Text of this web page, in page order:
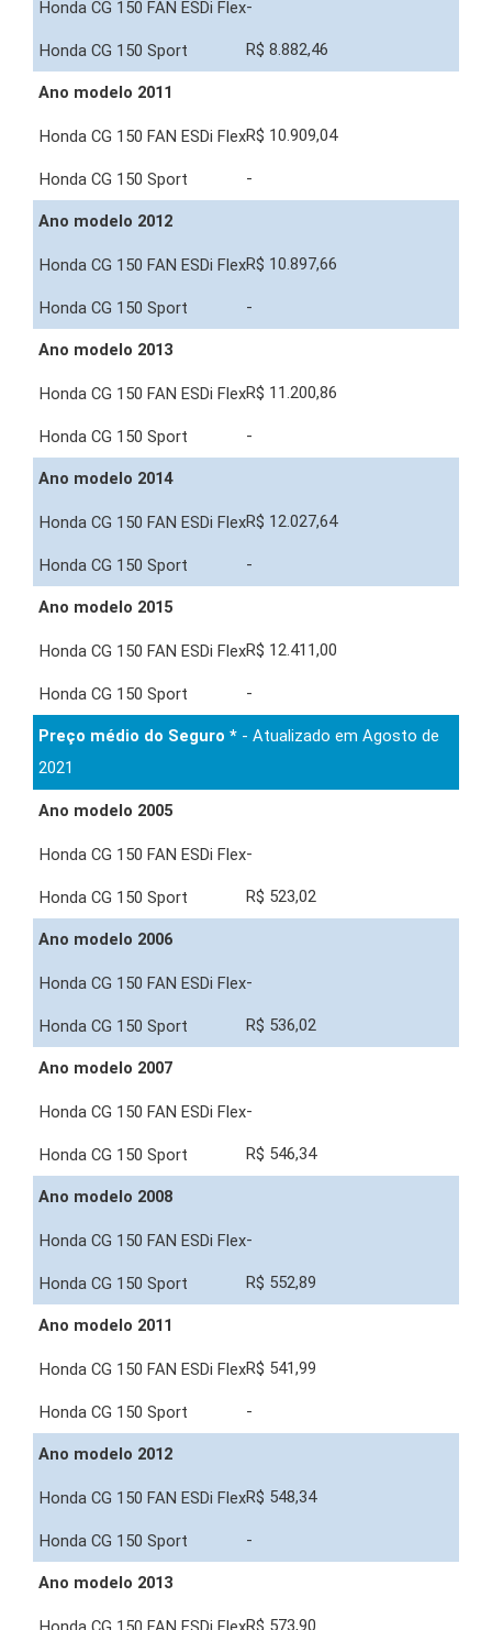
-
R$ 8.882,46
Ano modelo 2011
R$ 10.909,04
-
Ano modelo 2012
R$ 10.897,66
-
Ano modelo 2013
R$ 11.200,86
-
Ano modelo 2014
R$ 12.027,64
-
Ano modelo 2015
R$ 12.411,00
-
Preço médio do Seguro * - Atualizado em Agosto de
2021
Ano modelo 2005
-
R$ 523,02
Ano modelo 2006
-
R$ 536,02
Ano modelo 2007
-
R$ 546,34
Ano modelo 2008
-
R$ 552,89
Ano modelo 2011
R$ 541,99
-
Ano modelo 2012
R$ 548,34
-
Ano modelo 2013
R$ 573,90